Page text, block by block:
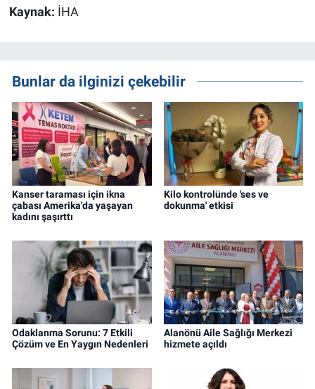
Kaynak: İHA
Bunlar da ilginizi çekebilir
Kanser taraması için ikna
çabası Amerika'da yaşayan
kadını şaşırttı
Kilo kontrolünde 'ses ve
dokunma' etkisi
Odaklanma Sorunu: 7 Etkili
Çözüm ve En Yaygın Nedenleri
Alanönü Aile Sağlığı Merkezi
hizmete açıldı